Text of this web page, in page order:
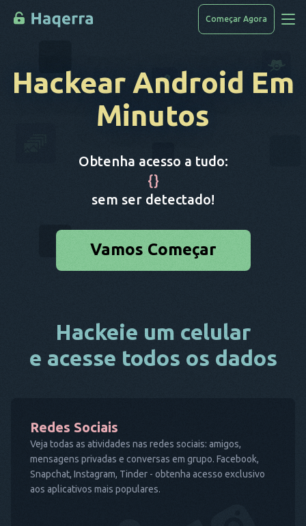
Acessar Dados
Como Hackear
Lista De Dispositivos
Começar Agora
Hackear Android Em
Minutos
Obtenha acesso a tudo:
{}
sem ser detectado!
Vamos Começar
Hackeie um celular
e acesse todos os dados
Redes Sociais
Veja todas as atividades nas redes sociais: amigos,
mensagens privadas e conversas em grupo. Facebook,
Snapchat, Instagram, Tinder - obtenha acesso exclusivo
aos aplicativos mais populares.